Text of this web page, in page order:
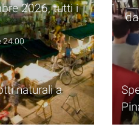
2026, tutti i
24.00
naturali a